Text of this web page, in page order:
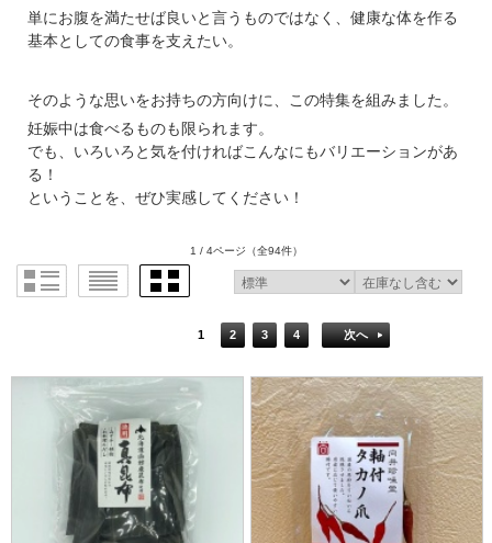
単にお腹を満たせば良いと言うものではなく、健康な体を作る
基本としての食事を支えたい。
そのような思いをお持ちの方向けに、この特集を組みました。
妊娠中は食べるものも限られます。
でも、いろいろと気を付ければこんなにもバリエーションがあ
る！
ということを、ぜひ実感してください！
1 / 4ページ （全94件）
1 2 3 4 次へ